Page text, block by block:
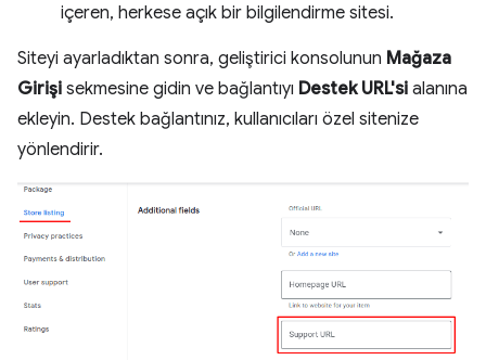
içeren, herkese açık bir bilgilendirme sitesi.
Siteyi ayarladıktan sonra, geliştirici konsolunun Mağaza
Girişi sekmesine gidin ve bağlantıyı Destek URL'si alanına
ekleyin. Destek bağlantınız, kullanıcıları özel sitenize
yönlendirir.